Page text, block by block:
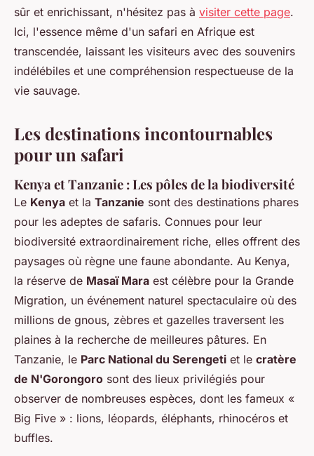
sûr et enrichissant, n'hésitez pas à visiter cette page.
Ici, l'essence même d'un safari en Afrique est
transcendée, laissant les visiteurs avec des souvenirs
indélébiles et une compréhension respectueuse de la
vie sauvage.
Les destinations incontournables
pour un safari
Kenya et Tanzanie : Les pôles de la biodiversité
Le Kenya et la Tanzanie sont des destinations phares
pour les adeptes de safaris. Connues pour leur
biodiversité extraordinairement riche, elles offrent des
paysages où règne une faune abondante. Au Kenya,
la réserve de Masaï Mara est célèbre pour la Grande
Migration, un événement naturel spectaculaire où des
millions de gnous, zèbres et gazelles traversent les
plaines à la recherche de meilleures pâtures. En
Tanzanie, le Parc National du Serengeti et le cratère
de N'Gorongoro sont des lieux privilégiés pour
observer de nombreuses espèces, dont les fameux «
Big Five » : lions, léopards, éléphants, rhinocéros et
buffles.